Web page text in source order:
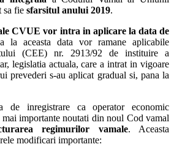
sa fie sfarsitul anului 2019.
CVUE vor intra in aplicare la data de
la aceasta data vor ramane aplicabile
(CEE) nr. 2913/92 de instituire a
legislatia actuala, care a intrat in vigoare
prevederi s-au aplicat gradual si, pana la
de inregistrare ca operator economic
importante noutati din noul Cod vamal
regimurilor vamale. Aceasta
modificari importante: